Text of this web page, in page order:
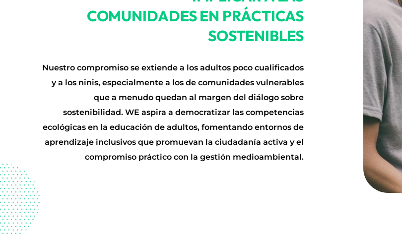
COMUNIDADES EN PRÁCTICAS
SOSTENIBLES
Nuestro compromiso se extiende a los adultos poco cualificados
y a los ninis, especialmente a los de comunidades vulnerables
que a menudo quedan al margen del diálogo sobre
sostenibilidad. WE aspira a democratizar las competencias
ecológicas en la educación de adultos, fomentando entornos de
aprendizaje inclusivos que promuevan la ciudadanía activa y el
compromiso práctico con la gestión medioambiental.